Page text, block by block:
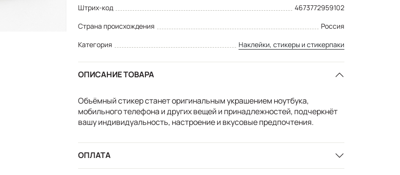
Штрих-код
4673772959102
Страна происхождения
Россия
Категория
Наклейки, стикеры и стикерпаки
ОПИСАНИЕ ТОВАРА
Объёмный стикер станет оригинальным украшением ноутбука,
мобильного телефона и других вещей и принадлежностей, подчеркнёт
вашу индивидуальность, настроение и вкусовые предпочтения.
ОПЛАТА